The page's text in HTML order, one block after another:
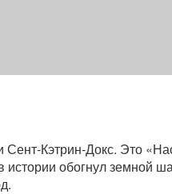
Сент-Кэтрин-Докс. Это
истории обогнул земной